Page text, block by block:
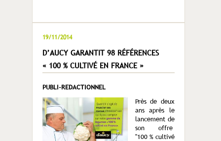
19/11/2014
D’AUCY GARANTIT 98 RÉFÉRENCES
« 100 % CULTIVÉ EN FRANCE »
PUBLI-REDACTIONNEL
Près de deux
ans après le
lancement de
son offre
"100 % cultivé